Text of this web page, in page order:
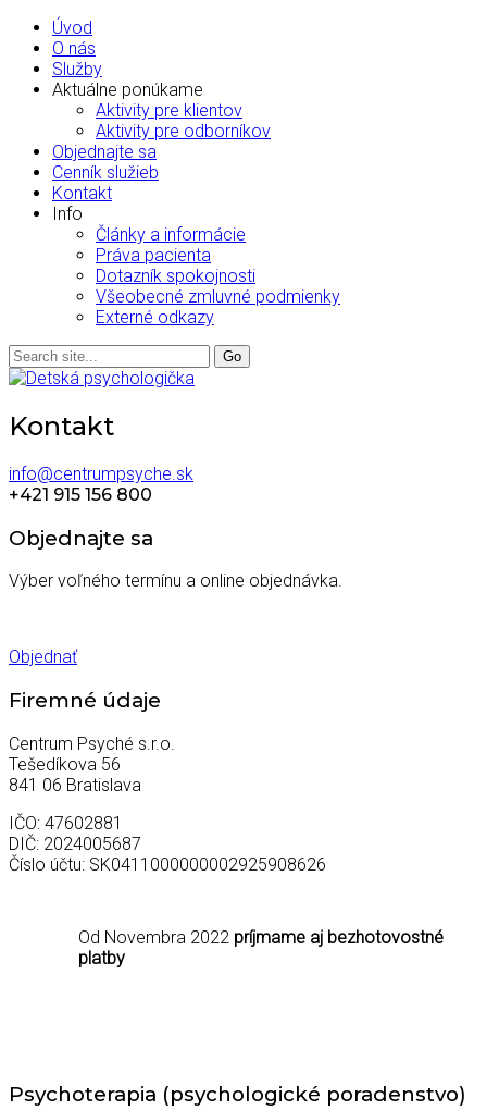
Úvod
O nás
Služby
Aktuálne ponúkame
Aktivity pre klientov
Aktivity pre odborníkov
Objednajte sa
Cenník služieb
Kontakt
Info
Články a informácie
Práva pacienta
Dotazník spokojnosti
Všeobecné zmluvné podmienky
Externé odkazy
Kontakt
info@centrumpsyche.sk
+421 915 156 800
Objednajte sa
Výber voľného termínu a online objednávka.
Objednať
Firemné údaje
Centrum Psyché s.r.o.
Tešedíkova 56
841 06 Bratislava
IČO: 47602881
DIČ: 2024005687
Číslo účtu: SK0411000000002925908626
Od Novembra 2022 príjmame aj bezhotovostné
platby
Psychoterapia (psychologické poradenstvo)